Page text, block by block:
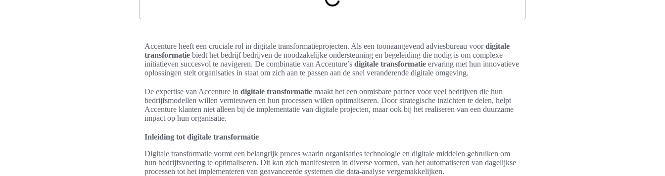
Accenture heeft een cruciale rol in digitale transformatieprojecten. Als een toonaangevend adviesbureau voordigitale
transformatie biedt het bedrijf bedrijven de noodzakelijke ondersteuning en begeleiding die nodig is om complexe
initiatieven succesvol te navigeren. De combinatie van Accenture’s digitale transformatie ervaring met hun innovatieve
oplossingen stelt organisaties in staat om zich aan te passen aan de snel veranderende digitale omgeving.
De expertise van Accenture in digitale transformatie maakt het een onmisbare partner voor veel bedrijven die hun
bedrijfsmodellen willen vernieuwen en hun processen willen optimaliseren. Door strategische inzichten te delen, helpt
Accenture klanten niet alleen bij de implementatie van digitale projecten, maar ook bij het realiseren van een duurzame
impact op hun organisatie.
Inleiding tot digitale transformatie
Digitale transformatie vormt een belangrijk proces waarin organisaties technologie en digitale middelen gebruiken om
hun bedrijfsvoering te optimaliseren. Dit kan zich manifesteren in diverse vormen, van het automatiseren van dagelijkse
processen tot het implementeren van geavanceerde systemen die data-analyse vergemakkelijken.